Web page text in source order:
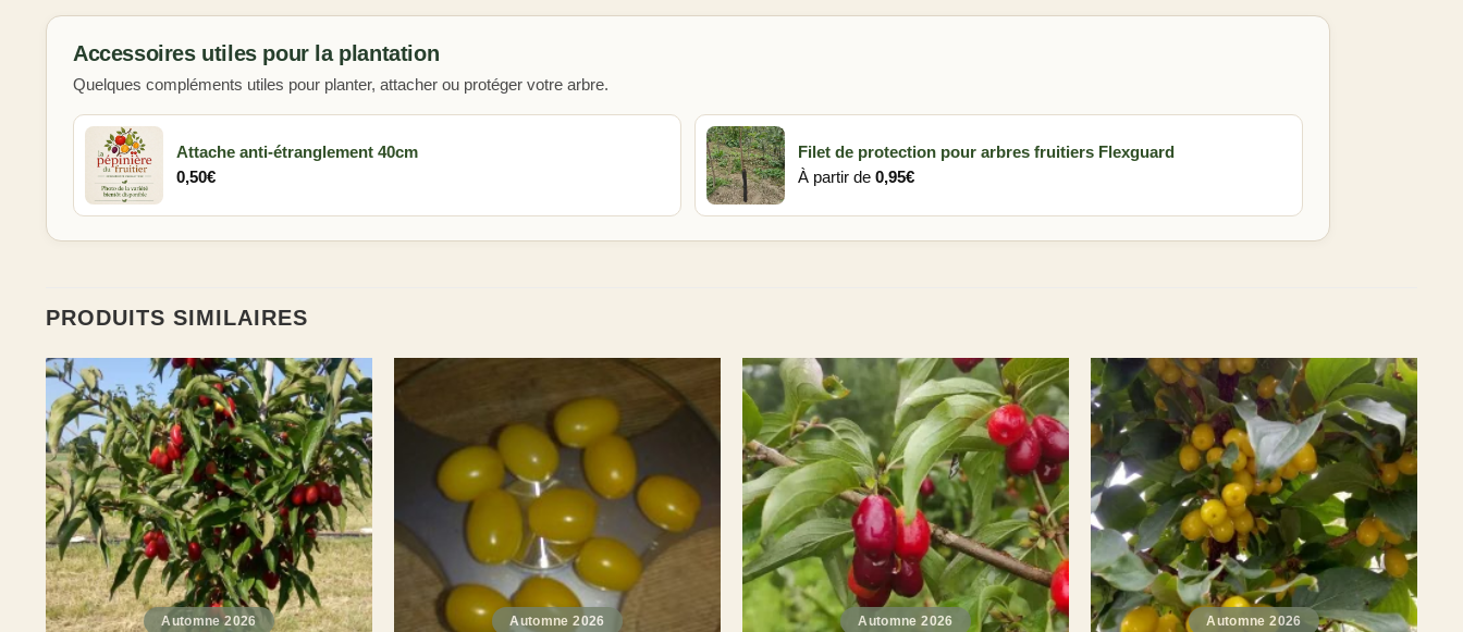
Accessoires utiles pour la plantation
Quelques compléments utiles pour planter, attacher ou protéger votre arbre.
Attache anti-étranglement 40cm
0,50€
Filet de protection pour arbres fruitiers Flexguard
À partir de 0,95€
PRODUITS SIMILAIRES